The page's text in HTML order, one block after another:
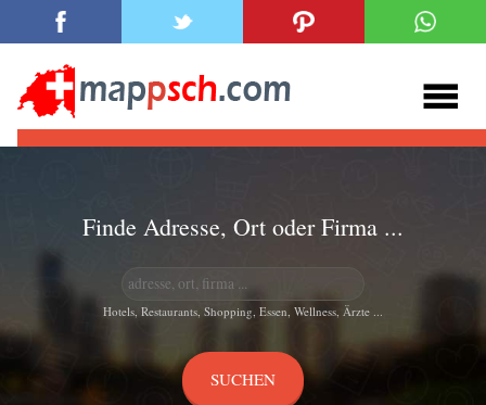
Finde Adresse, Ort oder Firma ...
Hotels, Restaurants, Shopping, Essen, Wellness, Ärzte ...